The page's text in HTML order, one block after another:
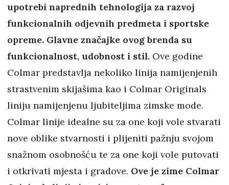
upotrebi naprednih tehnologija za razvoj
funkcionalnih odjevnih predmeta i sportske
opreme. Glavne značajke ovog brenda su
funkcionalnost, udobnost i stil. Ove godine
Colmar predstavlja nekoliko linija namijenjenih
strastvenim skijašima kao i Colmar Originals
liniju namijenjenu ljubiteljima zimske mode.
Colmar linije idealne su za one koji vole stvarati
nove oblike stvarnosti i plijeniti pažnju svojom
snažnom osobnošću te za one koji vole putovati
i otkrivati mjesta i gradove. Ove je zime Colmar